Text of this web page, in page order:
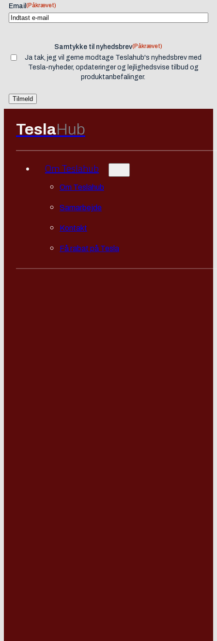
Email (Påkrævet)
Samtykke til nyhedsbrev(Påkrævet)
Ja tak, jeg vil gerne modtage Teslahub's nyhedsbrev med
Tesla-nyheder, opdateringer og lejlighedsvise tilbud og
produktanbefalinger.
TeslaHub
Om Teslahub
Om Teslahub
Samarbejde
Kontakt
Få rabat på Tesla